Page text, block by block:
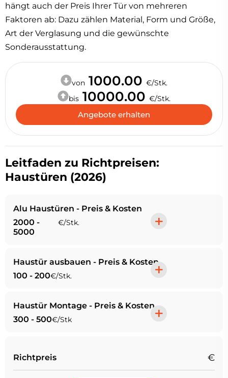
hängt auch der Preis Ihrer Tür von mehreren
Faktoren ab: Dazu zählen Material, Form und Größe,
Art der Verglasung und die gewünschte
Sonderausstattung.
von 1000.00€/Stk.
bis 10000.00 €/Stk.
Angebote erhalten
Leitfaden zu Richtpreisen:
Haustüren (2026)
Alu Haustüren - Preis & Kosten
2000 -
5000
€/Stk. +
Haustür ausbauen - Preis & Kosten
100 - 200€/Stk. +
Haustür Montage - Preis & Kosten
300 - 500€/Stk +
Richtpreis €